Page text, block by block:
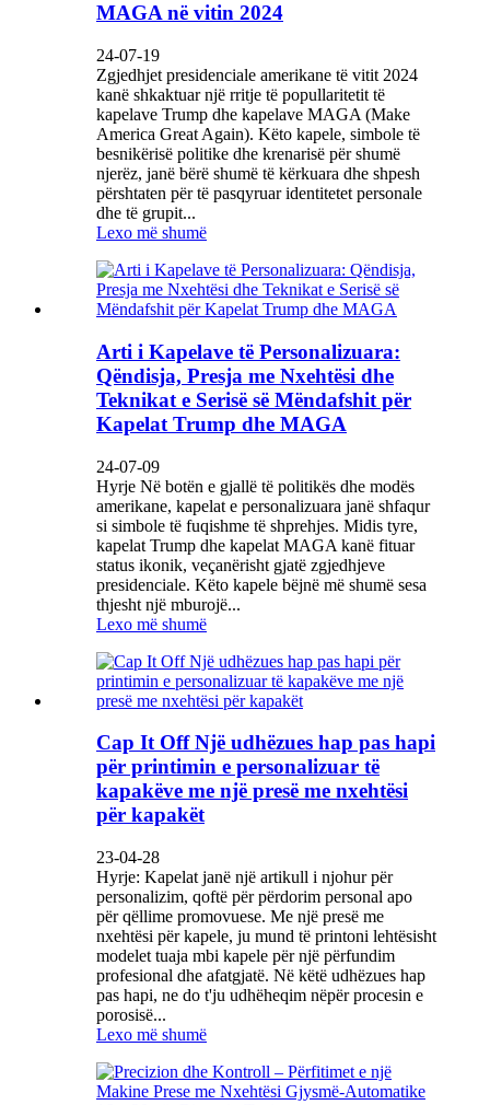
MAGA në vitin 2024
24-07-19
Zgjedhjet presidenciale amerikane të vitit 2024
kanë shkaktuar një rritje të popullaritetit të
kapelave Trump dhe kapelave MAGA (Make
America Great Again). Këto kapele, simbole të
besnikërisë politike dhe krenarisë për shumë
njerëz, janë bërë shumë të kërkuara dhe shpesh
përshtaten për të pasqyruar identitetet personale
dhe të grupit...
Lexo më shumë
Arti i Kapelave të Personalizuara:
Qëndisja, Presja me Nxehtësi dhe
Teknikat e Serisë së Mëndafshit për
Kapelat Trump dhe MAGA
24-07-09
Hyrje Në botën e gjallë të politikës dhe modës
amerikane, kapelat e personalizuara janë shfaqur
si simbole të fuqishme të shprehjes. Midis tyre,
kapelat Trump dhe kapelat MAGA kanë fituar
status ikonik, veçanërisht gjatë zgjedhjeve
presidenciale. Këto kapele bëjnë më shumë sesa
thjesht një mburojë...
Lexo më shumë
Cap It Off Një udhëzues hap pas hapi
për printimin e personalizuar të
kapakëve me një presë me nxehtësi
për kapakët
23-04-28
Hyrje: Kapelat janë një artikull i njohur për
personalizim, qoftë për përdorim personal apo
për qëllime promovuese. Me një presë me
nxehtësi për kapele, ju mund të printoni lehtësisht
modelet tuaja mbi kapele për një përfundim
profesional dhe afatgjatë. Në këtë udhëzues hap
pas hapi, ne do t'ju udhëheqim nëpër procesin e
porosisë...
Lexo më shumë